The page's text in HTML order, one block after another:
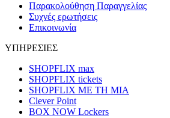
Παρακολούθηση Παραγγελίας
Συχνές ερωτήσεις
Επικοινωνία
ΥΠΗΡΕΣΙΕΣ
SHOPFLIX max
SHOPFLIX tickets
SHOPFLIX ΜΕ ΤΗ ΜΙΑ
Clever Point
BOX NOW Lockers